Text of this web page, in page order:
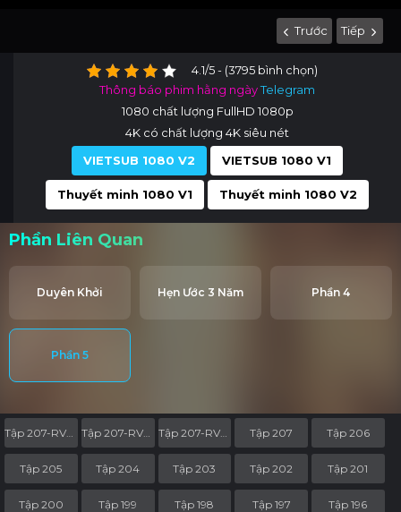
Trước Tiếp
4.1/5 - (3795 bình chọn)
Thông báo phim hằng ngàyTelegram
1080 chất lượng FullHD 1080p
4K có chất lượng 4K siêu nét
VIETSUB 1080 V2
VIETSUB 1080 V1
Thuyết minh 1080 V1 Thuyết minh 1080 V2
Phần Liên Quan
Duyên Khởi Hẹn Ước 3 Năm Phần 4
Phần 5
Tập 207-RV04 Tập 207-RV03 Tập 207 Tập 206
Tập 205 Tập 204 Tập 203 Tập 202 Tập 201
Tập 200 Tập 199 Tập 198 Tập 197 Tập 196